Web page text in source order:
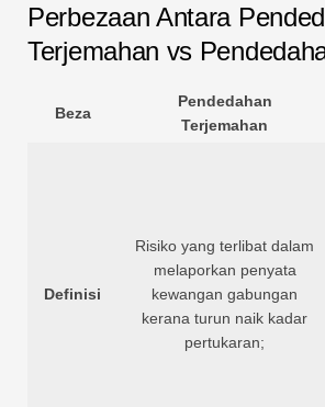
Perbezaan Antara
Terjemahan vs
Beza
Pendedahan
Terjemahan
Definisi
Risiko yang terlibat dalam
melaporkan penyata
kewangan gabungan
kerana turun naik kadar
pertukaran;